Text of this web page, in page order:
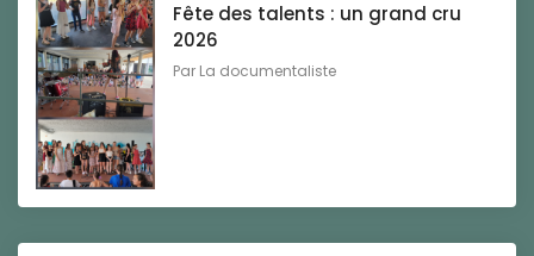
Fête des talents : un grand cru
2026
Par La documentaliste